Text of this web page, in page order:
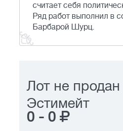
считает себя
Ряд работ выполнил в
Барбарой Шурц.
Лот не продан
Эстимейт
0 - 0